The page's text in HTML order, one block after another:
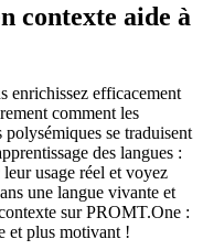
contexte aide à
enrichissez efficacement
comment les
se traduisent
des langues :
usage réel et voyez
une langue vivante et
sur PROMT.One :
et plus motivant !